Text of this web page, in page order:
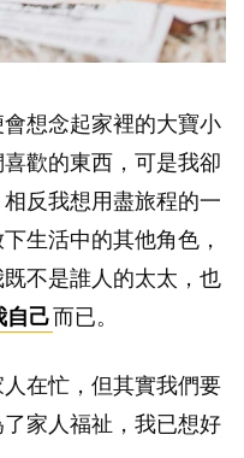
想念起家裡的大寶小
歡的東西，可是我卻
反我想用盡旅程的一
生活中的其他角色，
不是誰人的太太，也
自己而已。
在忙，但其實我們要
家人福祉，我已想好